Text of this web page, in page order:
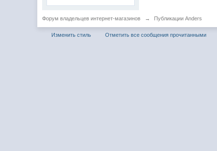
Форум владельцев интернет-магазинов → Публикации Anders
Изменить стиль Отметить все сообщения прочитанными